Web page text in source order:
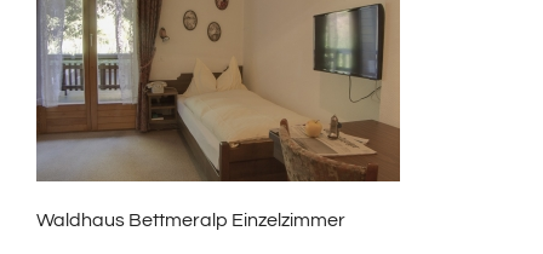
Waldhaus Bettmeralp Einzelzimmer